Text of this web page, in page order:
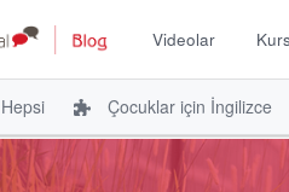
Videolar
Hepsi Çocuklar için İngilizce